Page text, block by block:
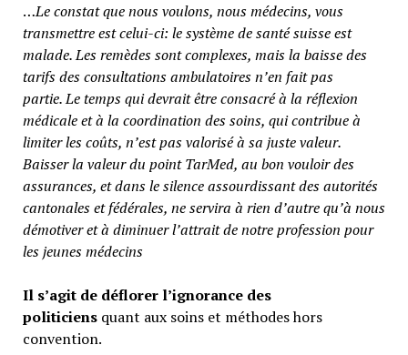
…Le constat que nous voulons, nous médecins, vous
transmettre est celui-ci: le système de santé suisse est
malade. Les remèdes sont complexes, mais la baisse des
tarifs des consultations ambulatoires n’en fait pas
partie.Le temps qui devrait être consacré à la réflexion
médicale et à la coordination des soins, qui contribue à
limiter les coûts, n’est pas valorisé à sa juste valeur.
Baisser la valeur du point TarMed, au bon vouloir des
assurances, et dans le silence assourdissant des autorités
cantonales et fédérales, ne servira à rien d’autre qu’à nous
démotiver et à diminuer l’attrait de notre profession pour
les jeunes médecins
Il s’agit de déflorer l’ignorance des
politiciensquant aux soins et méthodes hors
convention.